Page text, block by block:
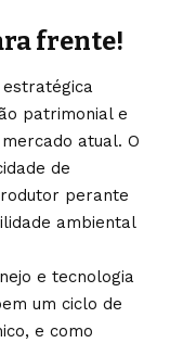
frente!
patrimonial e
atual. O
de
perante
ambiental
e tecnologia
um ciclo de
e como